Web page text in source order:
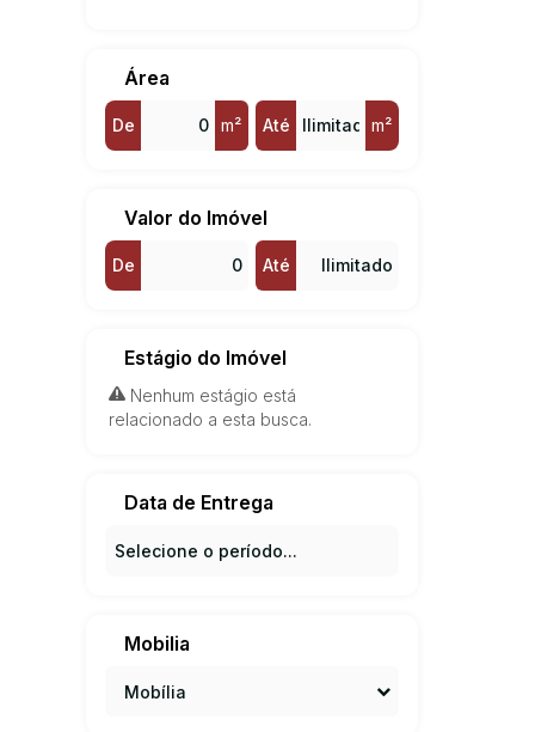
Área
De m² Até m²
Valor do Imóvel
De Até
Estágio do Imóvel
Nenhum estágio está
relacionado a esta busca.
Data de Entrega
Mobilia
Mobília